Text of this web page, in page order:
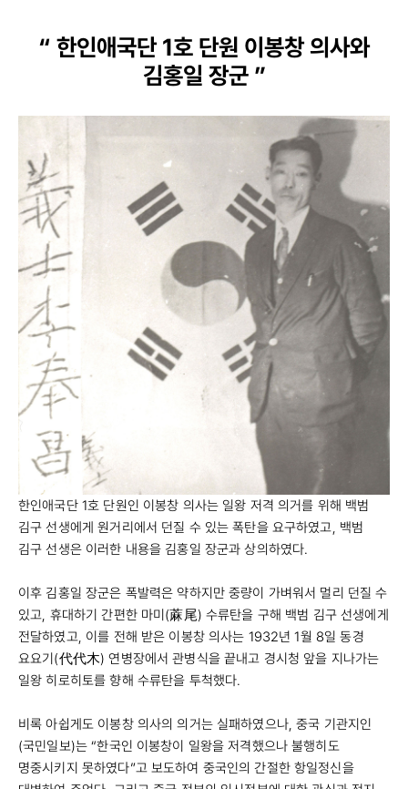
“ 한인애국단 1호 단원 이봉창 의사와
김홍일 장군 ”
한인애국단 1호 단원인 이봉창 의사는 일왕 저격 의거를 위해 백범
김구 선생에게 원거리에서 던질 수 있는 폭탄을 요구하였고, 백범
김구 선생은 이러한 내용을 김홍일 장군과 상의하였다.
이후 김홍일 장군은 폭발력은 약하지만 중량이 가벼워서 멀리 던질 수
있고, 휴대하기 간편한 마미(蔴尾) 수류탄을 구해 백범 김구 선생에게
전달하였고, 이를 전해 받은 이봉창 의사는 1932년 1월 8일 동경
요요기(代代木) 연병장에서 관병식을 끝내고 경시청 앞을 지나가는
일왕 히로히토를 향해 수류탄을 투척했다.
비록 아쉽게도 이봉창 의사의 의거는 실패하였으나, 중국 기관지인
(국민일보)는 “한국인 이봉창이 일왕을 저격했으나 불행히도
명중시키지 못하였다”고 보도하여 중국인의 간절한 항일정신을